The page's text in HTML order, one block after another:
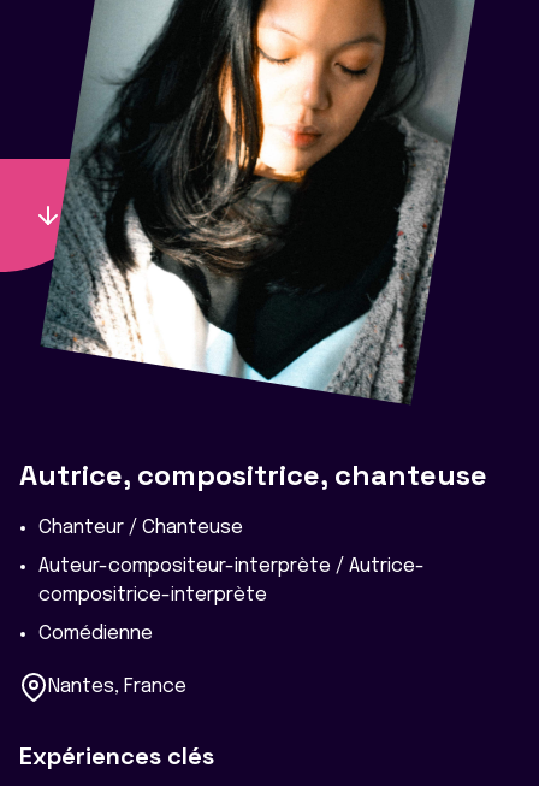
Autrice, compositrice, chanteuse
Chanteur / Chanteuse
Auteur-compositeur-interprète / Autrice-
compositrice-interprète
Comédienne
Nantes, France
Expériences clés